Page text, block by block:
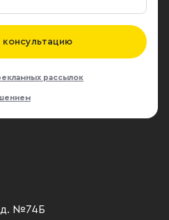
консультацию
рассылок
д. №74Б